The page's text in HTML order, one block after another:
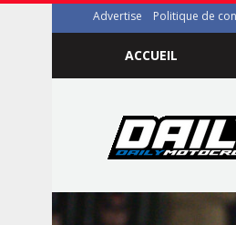
Advertise Politique de
ACCUEIL